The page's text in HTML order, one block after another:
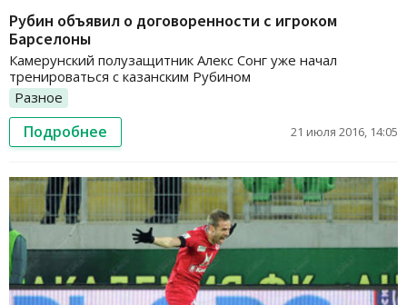
Рубин объявил о договоренности с игроком
Барселоны
Камерунский полузащитник Алекс Сонг уже начал
тренироваться с казанским Рубином
Разное
Подробнее 21 июля 2016, 14:05